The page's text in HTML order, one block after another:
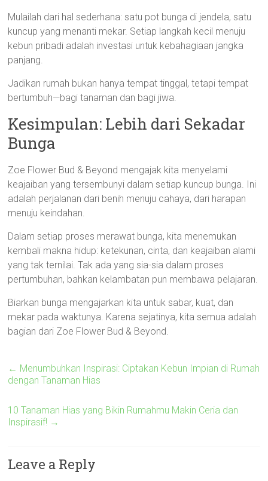
Mulailah dari hal sederhana: satu pot bunga di jendela, satu
kuncup yang menanti mekar. Setiap langkah kecil menuju
kebun pribadi adalah investasi untuk kebahagiaan jangka
panjang.
Jadikan rumah bukan hanya tempat tinggal, tetapi tempat
bertumbuh—bagi tanaman dan bagi jiwa.
Kesimpulan: Lebih dari Sekadar
Bunga
Zoe Flower Bud & Beyond mengajak kita menyelami
keajaiban yang tersembunyi dalam setiap kuncup bunga. Ini
adalah perjalanan dari benih menuju cahaya, dari harapan
menuju keindahan.
Dalam setiap proses merawat bunga, kita menemukan
kembali makna hidup: ketekunan, cinta, dan keajaiban alami
yang tak ternilai. Tak ada yang sia-sia dalam proses
pertumbuhan, bahkan kelambatan pun membawa pelajaran.
Biarkan bunga mengajarkan kita untuk sabar, kuat, dan
mekar pada waktunya. Karena sejatinya, kita semua adalah
bagian dari Zoe Flower Bud & Beyond.
← Menumbuhkan Inspirasi: Ciptakan Kebun Impian di Rumah
dengan Tanaman Hias
10 Tanaman Hias yang Bikin Rumahmu Makin Ceria dan
Inspirasif! →
Leave a Reply